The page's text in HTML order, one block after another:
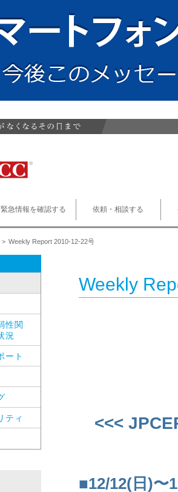
緊急情報を確認する 依頼・相談する
Weekly Report 2010-12-22号
Weekly
<<<
■12/12(日)〜
性関
況
ート
ティ